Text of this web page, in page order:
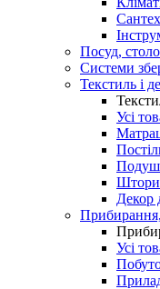
Посуд,
Системи
Текстиль і
Усі
Штори
Декор
Усі